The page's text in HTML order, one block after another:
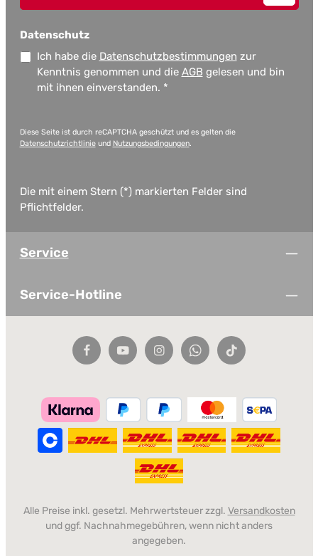
Datenschutz
Ich habe die Datenschutzbestimmungen zur
Kenntnis genommen und die AGB gelesen und bin
mit ihnen einverstanden. *
Diese Seite ist durch reCAPTCHA geschützt und es gelten die
Datenschutzrichtlinieund Nutzungsbedingungen.
Die mit einem Stern (*) markierten Felder sind
Pflichtfelder.
Service
Service-Hotline
Alle Preise inkl. gesetzl. Mehrwertsteuer zzgl. Versandkosten
und ggf. Nachnahmegebühren, wenn nicht anders
angegeben.